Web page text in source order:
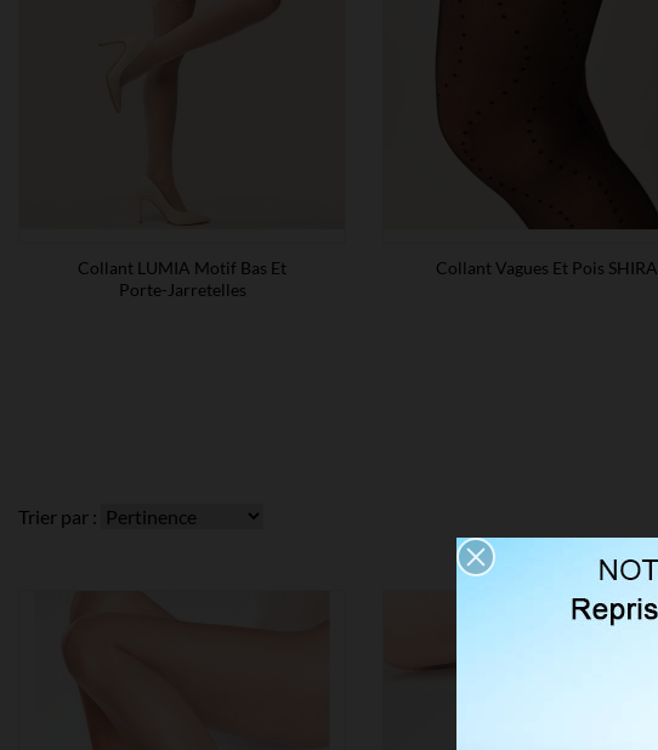
Collant LUMIA Motif Bas Et
Porte-Jarretelles
Collant Vagues Et Pois SHIRA
Trier par :